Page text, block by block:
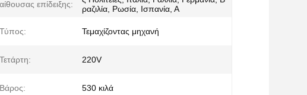
αίθουσας επίδειξης:
ραζιλία, Ρωσία, Ισπανία, Α
Τύπος: Τεμαχίζοντας μηχανή
Τετάρτη: 220V
Βάρος: 530 κιλά